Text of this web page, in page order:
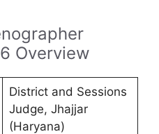
Overview
District and Sessions
Judge, Jhajjar
(Haryana)